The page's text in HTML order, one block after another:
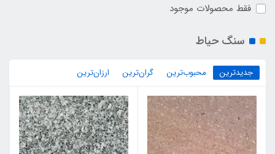
فقط محصولات موجود
سنگ حیاط
جدیدترین محبوب‌ترین گران‌ترین ارزان‌ترین